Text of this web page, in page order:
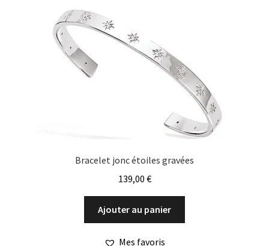
Bracelet jonc étoiles gravées
139,00 €
Ajouter au panier
Mes favoris